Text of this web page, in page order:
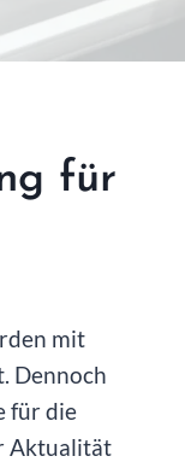
für
mit
Dennoch
für die
Aktualität